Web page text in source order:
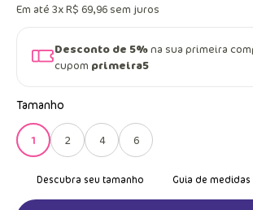
Em até 3xR$ 69,96 sem juros
Desconto de 5%na sua primeira
cupom primeira5
Tamanho
1 2 4 6